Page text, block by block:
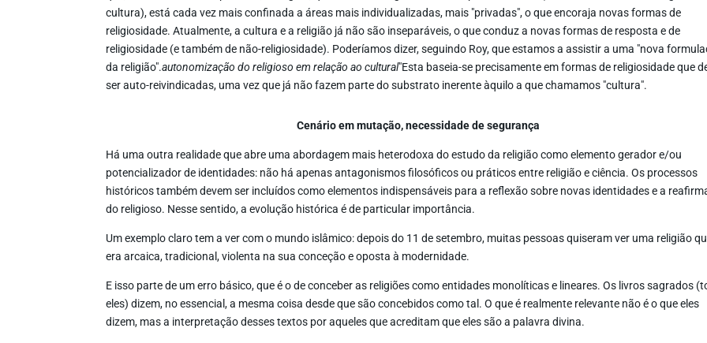
cultura), está cada vez mais confinada a áreas mais individualizadas, mais "privadas", o que encoraja novas formas de
religiosidade. Atualmente, a cultura e a religião já não são inseparáveis, o que conduz a novas formas de resposta e de
religiosidade (e também de não-religiosidade). Poderíamos dizer, seguindo Roy, que estamos a assistir a uma "nova
da religião".autonomização do religioso em relação ao cultural"Esta baseia-se precisamente em formas de religiosidade que
ser auto-reivindicadas, uma vez que já não fazem parte do substrato inerente àquilo a que chamamos "cultura".
Cenário em mutação, necessidade de segurança
Há uma outra realidade que abre uma abordagem mais heterodoxa do estudo da religião como elemento gerador e/ou
potencializador de identidades: não há apenas antagonismos filosóficos ou práticos entre religião e ciência. Os processos
históricos também devem ser incluídos como elementos indispensáveis para a reflexão sobre novas identidades e a
do religioso. Nesse sentido, a evolução histórica é de particular importância.
Um exemplo claro tem a ver com o mundo islâmico: depois do 11 de setembro, muitas pessoas quiseram ver uma religião
era arcaica, tradicional, violenta na sua conceção e oposta à modernidade.
E isso parte de um erro básico, que é o de conceber as religiões como entidades monolíticas e lineares. Os livros sagrados
eles) dizem, no essencial, a mesma coisa desde que são concebidos como tal. O que é realmente relevante não é o que eles
dizem, mas a interpretação desses textos por aqueles que acreditam que eles são a palavra divina.